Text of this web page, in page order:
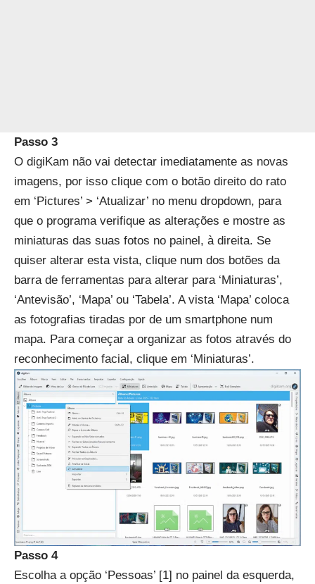
Passo 3
O digiKam não vai detectar imediatamente as novas
imagens, por isso clique com o botão direito do rato
em ‘Pictures’ > ‘Atualizar’ no menu dropdown, para
que o programa verifique as alterações e mostre as
miniaturas das suas fotos no painel, à direita. Se
quiser alterar esta vista, clique num dos botões da
barra de ferramentas para alterar para ‘Miniaturas’,
‘Antevisão’, ‘Mapa’ ou ‘Tabela’. A vista ‘Mapa’ coloca
as fotografias tiradas por de um smartphone num
mapa. Para começar a organizar as fotos através do
reconhecimento facial, clique em ‘Miniaturas’.
Passo 4
Escolha a opção ‘Pessoas’ [1] no painel da esquerda,